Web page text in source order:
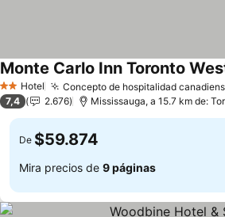
2 Estrellas
Hotel Concepto de hospitalidad
Monte Carlo Inn Toronto
7,4 2.676 Mississauga, a 15.7 km de:
De $59.874
Mira precios de 9 páginas